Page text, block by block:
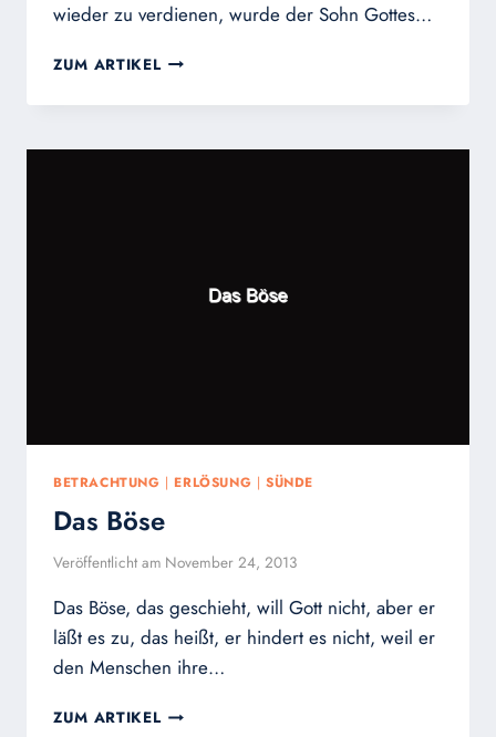
wieder zu verdienen, wurde der Sohn Gottes…
ZUM ARTIKEL DER
JESUS
BETRACHTUNG | ERLÖSUNG | SÜNDE
Das Böse
Veröffentlicht am November 24, 2013
Das Böse, das geschieht, will Gott nicht, aber er
läßt es zu, das heißt, er hindert es nicht, weil er
den Menschen ihre…
ZUM ARTIKEL DAS